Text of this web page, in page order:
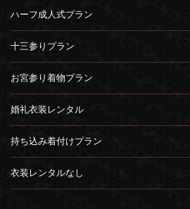
ハーフ成人式プラン
十三参りプラン
お宮参り着物プラン
婚礼衣装レンタル
持ち込み着付けプラン
衣装レンタルなし